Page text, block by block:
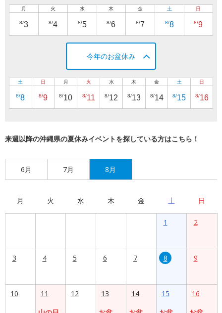
月
8/3
火
8/4
水
8/5
木
8/6
金
8/7
土
8/8
日
8/9
今年のお盆休み
土
8/8
日
8/9
月
8/10
火
8/11
水
8/12
木
8/13
金
8/14
土
8/15
日
8/16
来週以降の沖縄県の夏休みイベントを探している方はこちら！
6月 7月 8月
月 火 水 木 金 土 日
1 2
3 4 5 6 7 8 9
10
11
12
13
14
15
16